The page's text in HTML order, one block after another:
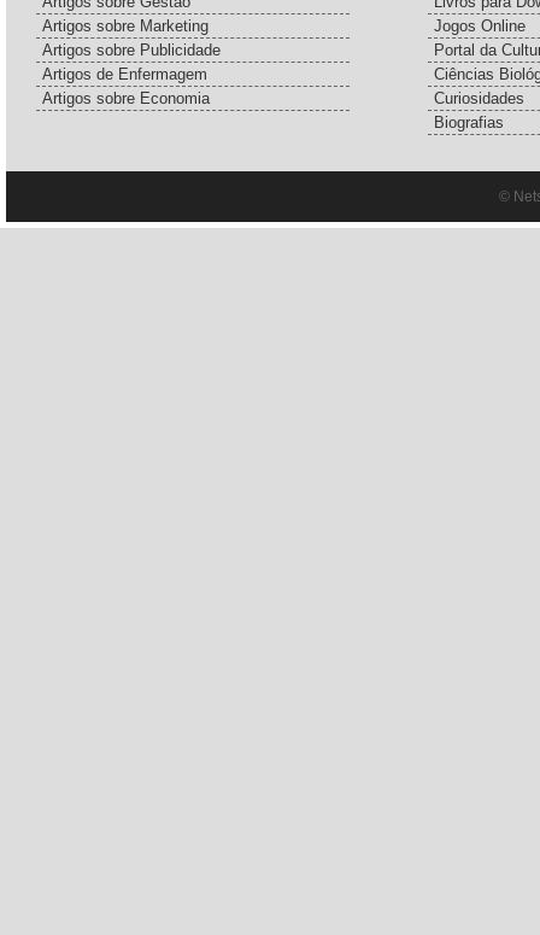
Artigos sobre Marketing
Artigos sobre Publicidade
Artigos de Enfermagem
Artigos sobre Economia
Jogos Online
Portal da
Ciências
Curiosidades
Biografias
©